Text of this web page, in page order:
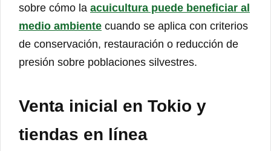
sobre cómo la acuicultura puede beneficiar al
medio ambiente cuando se aplica con criterios
de conservación, restauración o reducción de
presión sobre poblaciones silvestres.
Venta inicial en Tokio y
tiendas en línea